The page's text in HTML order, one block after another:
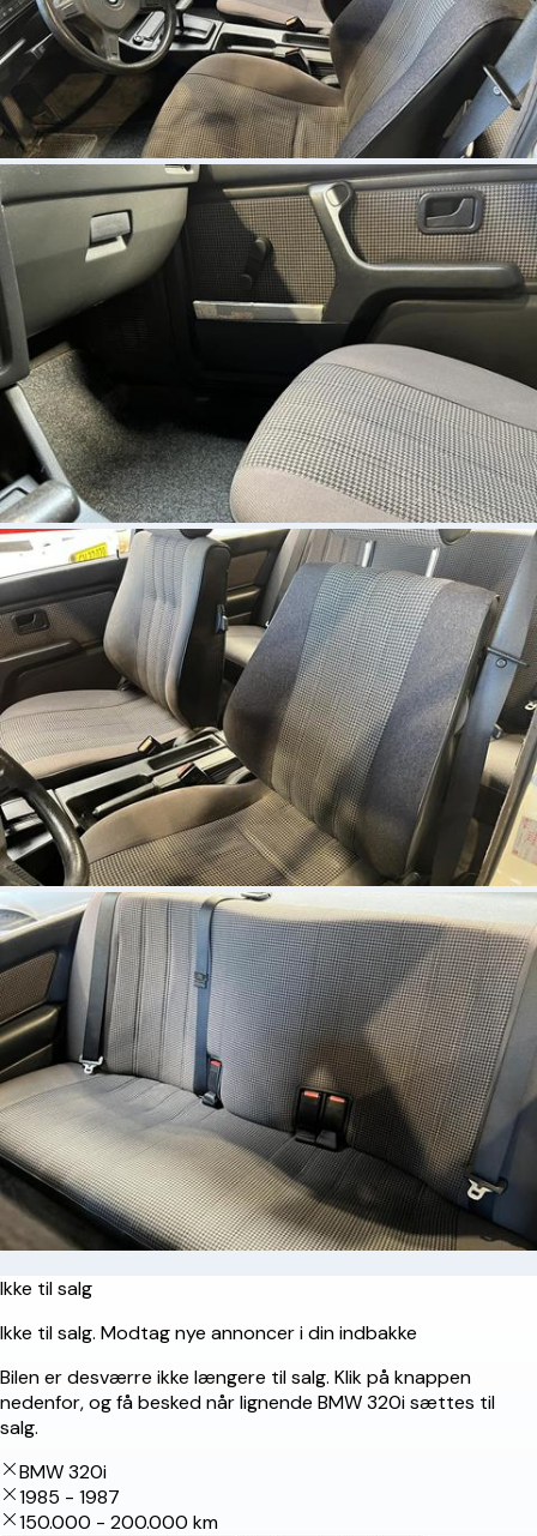
Ikke til salg
Ikke til salg. Modtag nye annoncer i din indbakke
Bilen er desværre ikke længere til salg. Klik på knappen
nedenfor, og få besked når lignende BMW 320i sættes til
salg.
BMW 320i
1985 - 1987
150.000 - 200.000 km